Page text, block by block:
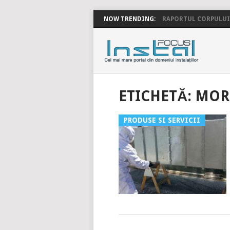
NOW TRENDING: RAPORTUL
ETICHETĂ:
PRODUSE SI SERVICII